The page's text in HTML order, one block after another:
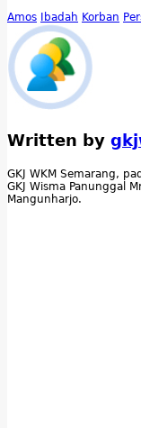
Amos Ibadah Korban
Written by
GKJ WKM Semarang,
GKJ Wisma Panunggal
Mangunharjo.